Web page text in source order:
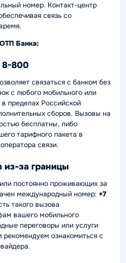
номер. Контакт-центр
связь со
Банка:
8-800
связаться с банком без
с любого мобильного или
пределах Российской
сборов. Вызовы на
бесплатны, либо
тарифного пакета в
связи.
из-за границы
постоянно проживающих за
международный номер: +7
такого вызова
вашего мобильного
переговоры или услуги
рекомендуем ознакомиться с